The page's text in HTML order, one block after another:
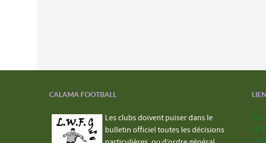
CALAMA FOOTBALL
Les clubs doivent puiser dans le
bulletin officiel toutes les décisions
FAF
LFP